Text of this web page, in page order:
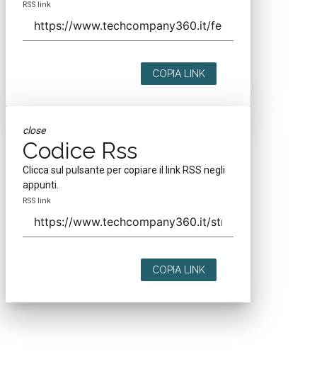
RSS link
COPIA LINK
close
Codice Rss
Clicca sul pulsante per copiare il link RSS negli
appunti.
RSS link
COPIA LINK